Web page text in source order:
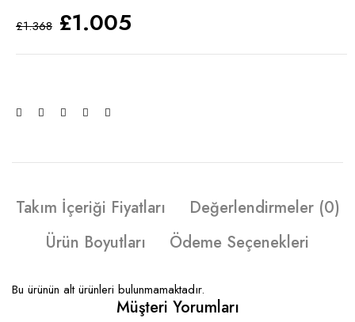
£1.368 £1.005
Takım İçeriği Fiyatları
Değerlendirmeler (0)
Ürün Boyutları
Ödeme Seçenekleri
Bu ürünün alt ürünleri bulunmamaktadır.
Müşteri Yorumları